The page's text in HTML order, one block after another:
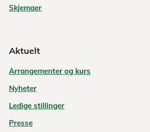
Skjemaer
Aktuelt
Arrangementer og kurs
Nyheter
Ledige stillinger
Presse